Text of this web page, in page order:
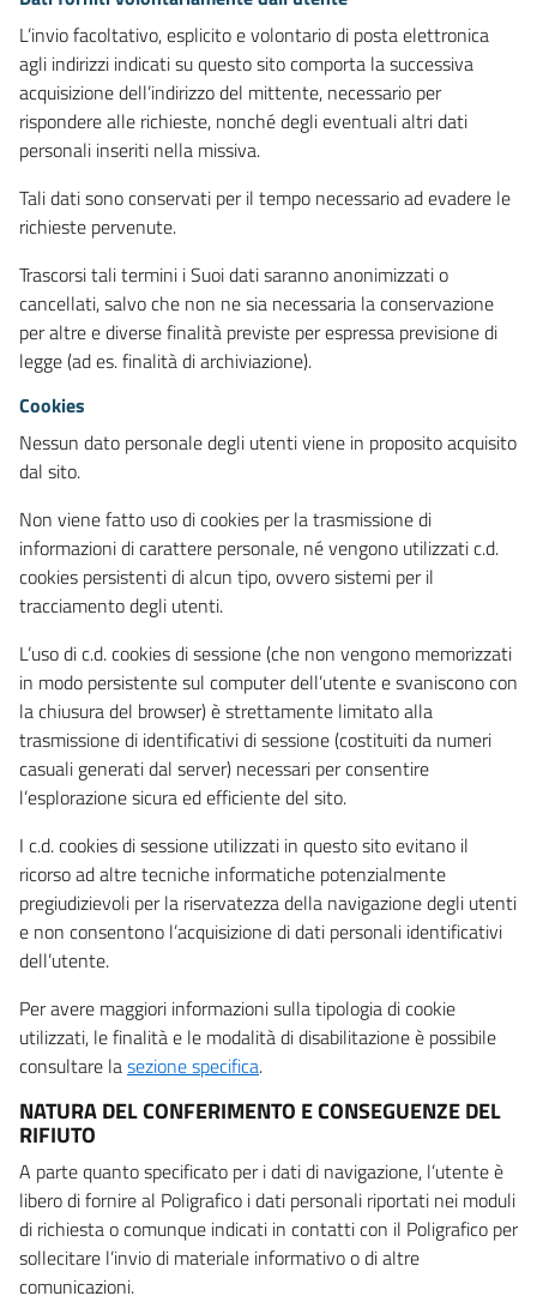
L’invio facoltativo, esplicito e volontario di posta elettronica
agli indirizzi indicati su questo sito comporta la successiva
acquisizione dell’indirizzo del mittente, necessario per
rispondere alle richieste, nonché degli eventuali altri dati
personali inseriti nella missiva.
Tali dati sono conservati per il tempo necessario ad evadere le
richieste pervenute.
Trascorsi tali termini i Suoi dati saranno anonimizzati o
cancellati, salvo che non ne sia necessaria la conservazione
per altre e diverse finalità previste per espressa previsione di
legge (ad es. finalità di archiviazione).
Cookies
Nessun dato personale degli utenti viene in proposito acquisito
dal sito.
Non viene fatto uso di cookies per la trasmissione di
informazioni di carattere personale, né vengono utilizzati c.d.
cookies persistenti di alcun tipo, ovvero sistemi per il
tracciamento degli utenti.
L’uso di c.d. cookies di sessione (che non vengono memorizzati
in modo persistente sul computer dell’utente e svaniscono con
la chiusura del browser) è strettamente limitato alla
trasmissione di identificativi di sessione (costituiti da numeri
casuali generati dal server) necessari per consentire
l’esplorazione sicura ed efficiente del sito.
I c.d. cookies di sessione utilizzati in questo sito evitano il
ricorso ad altre tecniche informatiche potenzialmente
pregiudizievoli per la riservatezza della navigazione degli utenti
e non consentono l’acquisizione di dati personali identificativi
dell’utente.
Per avere maggiori informazioni sulla tipologia di cookie
utilizzati, le finalità e le modalità di disabilitazione è possibile
consultare lasezione specifica.
NATURA DEL CONFERIMENTO E CONSEGUENZE DEL
RIFIUTO
A parte quanto specificato per i dati di navigazione, l’utente è
libero di fornire al Poligrafico i dati personali riportati nei moduli
di richiesta o comunque indicati in contatti con il Poligrafico per
sollecitare l’invio di materiale informativo o di altre
comunicazioni.